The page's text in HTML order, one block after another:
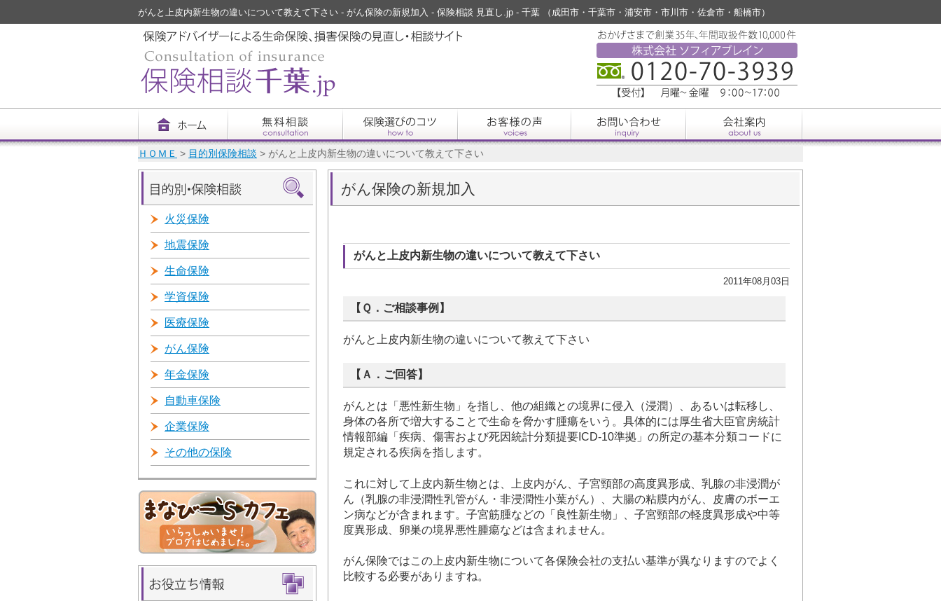
がんと上皮内新生物の違いについて教えて下さい - がん保険の新規加入 - 保険相談 見直し.jp - 千葉 （成田市・千葉市・浦安市・市川市・佐倉市・船橋市）
ＨＯＭＥ > 目的別保険相談 > がんと上皮内新生物の違いについて教えて下さい
がん保険の新規加入
がんと上皮内新生物の違いについて教えて下さい
2011年08月03日
【Ｑ．ご相談事例】
がんと上皮内新生物の違いについて教えて下さい
【Ａ．ご回答】
がんとは「悪性新生物」を指し、他の組織との境界に侵入（浸潤）、あるいは転移し、
身体の各所で増大することで生命を脅かす腫瘍をいう。具体的には厚生省大臣官房統計
情報部編「疾病、傷害および死因統計分類提要ICD-10準拠」の所定の基本分類コードに
規定される疾病を指します。
これに対して上皮内新生物とは、上皮内がん、子宮頸部の高度異形成、乳腺の非浸潤が
ん（乳腺の非浸潤性乳管がん・非浸潤性小葉がん）、大腸の粘膜内がん、皮膚のボーエ
ン病などが含まれます。子宮筋腫などの「良性新生物」、子宮頸部の軽度異形成や中等
度異形成、卵巣の境界悪性腫瘍などは含まれません。
がん保険ではこの上皮内新生物について各保険会社の支払い基準が異なりますのでよく
比較する必要がありますね。
火災保険
地震保険
生命保険
学資保険
医療保険
がん保険
年金保険
自動車保険
企業保険
その他の保険